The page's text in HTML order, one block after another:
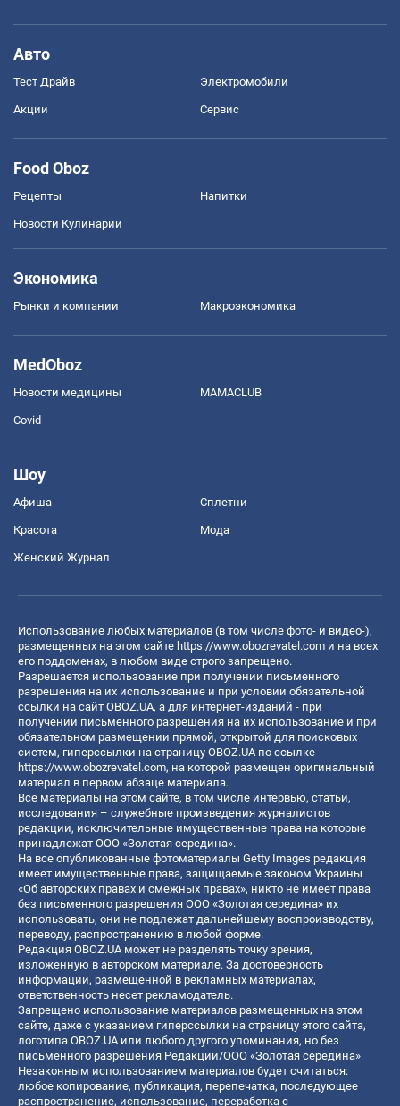
Авто
Тест Драйв Электромобили
Акции Сервис
Food Oboz
Рецепты Напитки
Новости Кулинарии
Экономика
Рынки и компании Mакроэкономика
MedOboz
Новости медицины MAMACLUB
Covid
Шоу
Афиша Сплетни
Красота Мода
Женский Журнал
Использование любых материалов (в том числе фото- и видео-),
размещенных на этом сайте https://www.obozrevatel.com и на всех
его поддоменах, в любом виде строго запрещено.
Разрешается использование при получении письменного
разрешения на их использование и при условии обязательной
ссылки на сайт OBOZ.UA, а для интернет-изданий - при
получении письменного разрешения на их использование и при
обязательном размещении прямой, открытой для поисковых
систем, гиперссылки на страницу OBOZ.UA по ссылке
https://www.obozrevatel.com, на которой размещен оригинальный
материал в первом абзаце материала.
Все материалы на этом сайте, в том числе интервью, статьи,
исследования – служебные произведения журналистов
редакции, исключительные имущественные права на которые
принадлежат ООО «Золотая середина».
На все опубликованные фотоматериалы Getty Images редакция
имеет имущественные права, защищаемые законом Украины
«Об авторских правах и смежных правах», никто не имеет права
без письменного разрешения ООО «Золотая середина» их
использовать, они не подлежат дальнейшему воспроизводству,
переводу, распространению в любой форме.
Редакция OBOZ.UA может не разделять точку зрения,
изложенную в авторском материале. За достоверность
информации, размещенной в рекламных материалах,
ответственность несет рекламодатель.
Запрещено использование материалов размещенных на этом
сайте, даже с указанием гиперссылки на страницу этого сайта,
логотипа OBOZ.UA или любого другого упоминания, но без
письменного разрешения Редакции/ООО «Золотая середина»
Незаконным использованием материалов будет считаться:
любое копирование, публикация, перепечатка, последующее
распространение, использование, переработка с